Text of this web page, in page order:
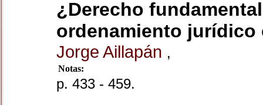
¿Derecho
ordenamiento jurídico
Jorge Aillapán ,
Notas:
p. 433 - 459.